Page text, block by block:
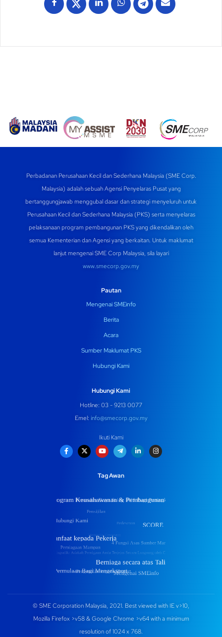
Perbadanan Perusahaan Kecil dan Sederhana Malaysia (SME Corp.
Malaysia) adalah sebuah Agensi Penyelaras Pusat yang
bertanggungjawab menggubal dasar dan strategi menyeluruh untuk
Perusahaan Kecil dan Sederhana Malaysia (PKS) serta menyelaras
pelaksanaan program pembangunan PKS yang dikendalikan oleh
semua Kementerian dan Agensi yang berkaitan. Untuk maklumat
lanjut mengenai SME Corp Malaysia, sila layari
www.smecorp.gov.my
Pautan
Mengenai SMEinfo
Berita
Acara
Sumber Maklumat PKS
Hubungi Kami
Hubungi Kami
Hotline: 03 - 9213 0077
Emel: info@smecorp.gov.my
Ikuti Kami
Tag Awan
© SME Corporation Malaysia, 2021. Best viewed with IE v>10,
Mozilla Firefox >v58 & Google Chrome >v64 with a minimum
resolution of 1024 x 768.